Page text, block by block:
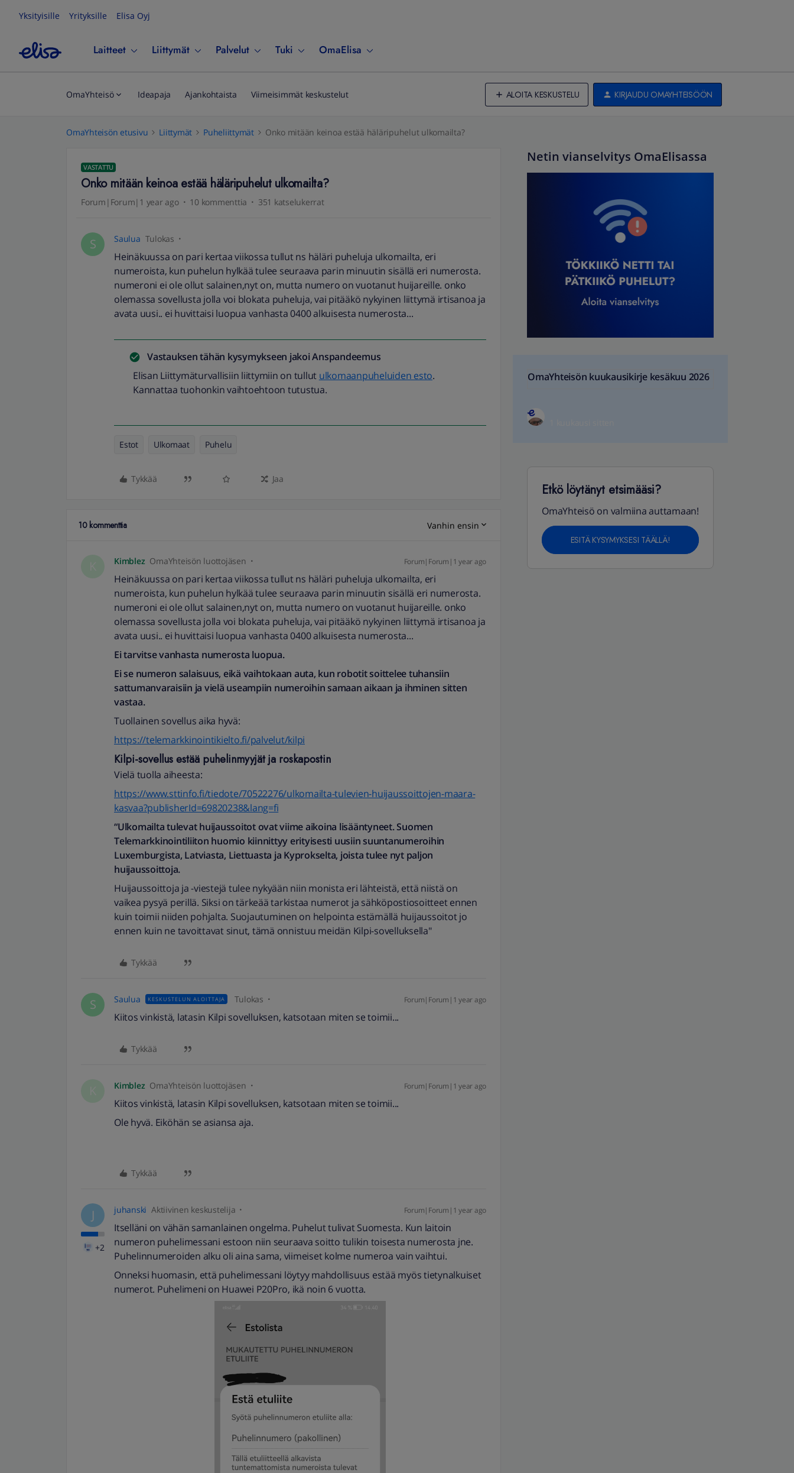
Yksityisille Yrityksille Elisa Oyj
Laitteet Liittymät Palvelut Tuki OmaElisa
OmaYhteisö Ideapaja Ajankohtaista Viimeisimmät keskustelut ALOITA KESKUSTELU KIRJAUDU OMAYHTEISÖÖN
OmaYhteisön etusivu Liittymät Puheliittymät Onko mitään keinoa estää häläripuhelut ulkomailta?
VASTATTU
Onko mitään keinoa estää häläripuhelut ulkomailta?
Forum|Forum|1 year ago 10 kommenttia 351 katselukerrat
S Saulua Tulokas
Heinäkuussa on pari kertaa viikossa tullut ns häläri puheluja ulkomailta, eri
numeroista, kun puhelun hylkää tulee seuraava parin minuutin sisällä eri numerosta.
numeroni ei ole ollut salainen,nyt on, mutta numero on vuotanut huijareille. onko
olemassa sovellusta jolla voi blokata puheluja, vai pitääkö nykyinen liittymä irtisanoa ja
avata uusi.. ei huvittaisi luopua vanhasta 0400 alkuisesta numerosta...
Vastauksen tähän kysymykseen jakoiAnspandeemus
Elisan Liittymäturvallisiin liittymiin on tullut ulkomaanpuheluiden esto.
Kannattaa tuohonkin vaihtoehtoon tutustua.
Estot Ulkomaat Puhelu
Tykkää Jaa
10 kommenttia Vanhin ensin
Kimblez OmaYhteisön luottojäsen Forum|Forum|1 year ago
Heinäkuussa on pari kertaa viikossa tullut ns häläri puheluja ulkomailta, eri
numeroista, kun puhelun hylkää tulee seuraava parin minuutin sisällä eri numerosta.
numeroni ei ole ollut salainen,nyt on, mutta numero on vuotanut huijareille. onko
olemassa sovellusta jolla voi blokata puheluja, vai pitääkö nykyinen liittymä irtisanoa ja
avata uusi.. ei huvittaisi luopua vanhasta 0400 alkuisesta numerosta...
Ei tarvitse vanhasta numerosta luopua.
Ei se numeron salaisuus, eikä vaihtokaan auta, kun robotit soittelee tuhansiin
sattumanvaraisiin ja vielä useampiin numeroihin samaan aikaan ja ihminen sitten
vastaa.
Tuollainen sovellus aika hyvä:
https://telemarkkinointikielto.fi/palvelut/kilpi
Kilpi-sovellus estää puhelinmyyjät ja roskapostin
Vielä tuolla aiheesta:
https://www.sttinfo.fi/tiedote/70522276/ulkomailta-tulevien-huijaussoittojen-maara-
kasvaa?publisherId=69820238&lang=fi
“Ulkomailta tulevat huijaussoitot ovat viime aikoina lisääntyneet. Suomen
Telemarkkinointiliiton huomio kiinnittyy erityisesti uusiin suuntanumeroihin
Luxemburgista, Latviasta, Liettuasta ja Kyprokselta, joista tulee nyt paljon
huijaussoittoja.
Huijaussoittoja ja -viestejä tulee nykyään niin monista eri lähteistä, että niistä on
vaikea pysyä perillä. Siksi on tärkeää tarkistaa numerot ja sähköpostiosoitteet ennen
kuin toimii niiden pohjalta. Suojautuminen on helpointa estämällä huijaussoitot jo
ennen kuin ne tavoittavat sinut, tämä onnistuu meidän Kilpi-sovelluksella"
Tykkää
S Saulua KESKUSTELUN ALOITTAJA Tulokas Forum|Forum|1 year ago
Kiitos vinkistä, latasin Kilpi sovelluksen, katsotaan miten se toimii...
Tykkää
Kimblez OmaYhteisön luottojäsen Forum|Forum|1 year ago
Kiitos vinkistä, latasin Kilpi sovelluksen, katsotaan miten se toimii...
Ole hyvä. Eiköhän se asiansa aja.
Tykkää
J
+2
juhanski Aktiivinen keskustelija Forum|Forum|1 year ago
Itselläni on vähän samanlainen ongelma. Puhelut tulivat Suomesta. Kun laitoin
numeron puhelimessani estoon niin seuraava soitto tulikin toisesta numerosta jne.
Puhelinnumeroiden alku oli aina sama, viimeiset kolme numeroa vain vaihtui.
Onneksi huomasin, että puhelimessani löytyy mahdollisuus estää myös tietynalkuiset
numerot. Puhelimeni on Huawei P20Pro, ikä noin 6 vuotta.
Netin vianselvitys OmaElisassa
OmaYhteisön kuukausikirje kesäkuu 2026
Etkö löytänyt etsimääsi?
OmaYhteisö on valmiina auttamaan!
ESITÄ KYSYMYKSESI TÄÄLLÄ!